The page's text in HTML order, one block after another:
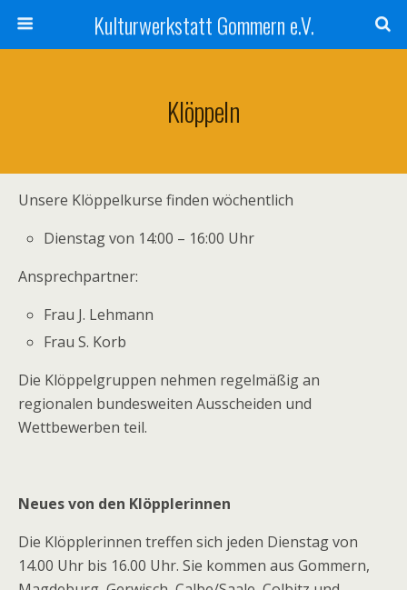
Kulturwerkstatt Gommern e.V.
Klöppeln
Unsere Klöppelkurse finden wöchentlich
Dienstag von 14:00 – 16:00 Uhr
Ansprechpartner:
Frau J. Lehmann
Frau S. Korb
Die Klöppelgruppen nehmen regelmäßig an
regionalen bundesweiten Ausscheiden und
Wettbewerben teil.
Neues von den Klöpplerinnen
Die Klöpplerinnen treffen sich jeden Dienstag von
14.00 Uhr bis 16.00 Uhr. Sie kommen aus Gommern,